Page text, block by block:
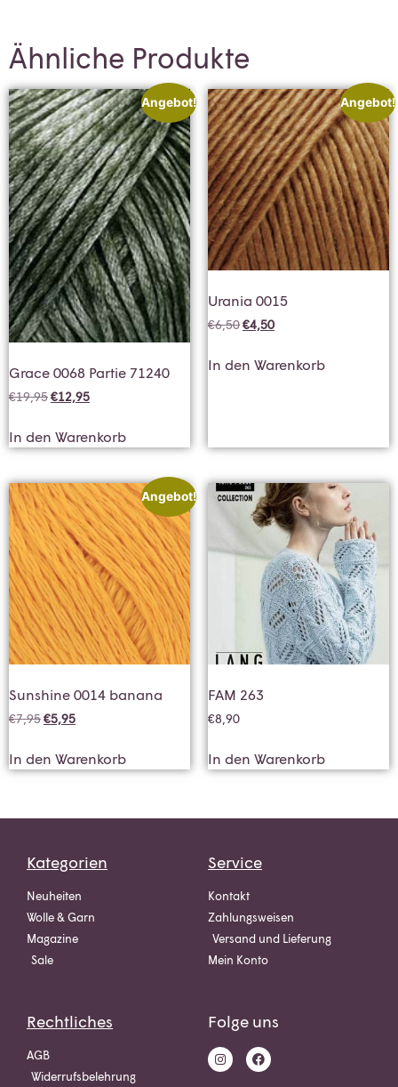
Ähnliche Produkte
Angebot!
Grace 0068 Partie 71240
€19,95€12,95
In den Warenkorb
Angebot!
Urania 0015
€6,50€4,50
In den Warenkorb
Angebot!
Sunshine 0014 banana
€7,95€5,95
In den Warenkorb
FAM 263
€8,90
In den Warenkorb
Kategorien
Neuheiten
Wolle & Garn
Magazine
Sale
Service
Kontakt
Zahlungsweisen
Versand und Lieferung
Mein Konto
Rechtliches
AGB
Widerrufsbelehrung
Folge uns